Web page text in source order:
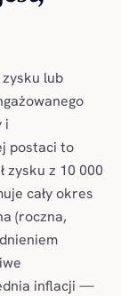
lub
i
postaci to
zysku z 10 000
cały okres
(roczna,
inflacji —